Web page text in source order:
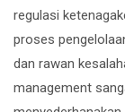
regulasi
proses
dan rawan
management